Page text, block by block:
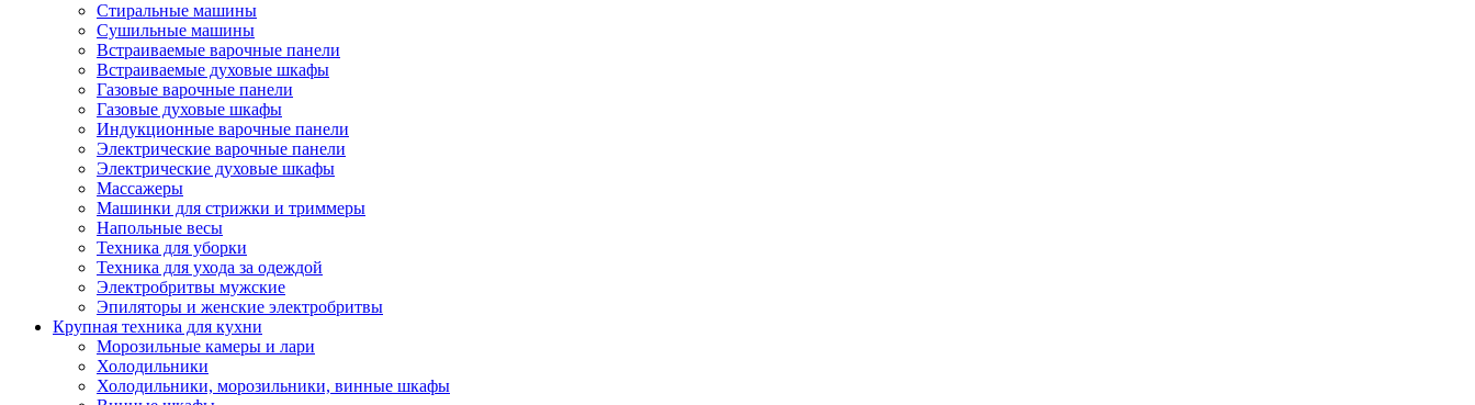
Стиральные машины
Сушильные машины
Встраиваемые варочные панели
Встраиваемые духовые шкафы
Газовые варочные панели
Газовые духовые шкафы
Индукционные варочные панели
Электрические варочные панели
Электрические духовые шкафы
Массажеры
Машинки для стрижки и триммеры
Напольные весы
Техника для уборки
Техника для ухода за одеждой
Электробритвы мужские
Эпиляторы и женские электробритвы
Крупная техника для кухни
Морозильные камеры и лари
Холодильники
Холодильники, морозильники, винные шкафы